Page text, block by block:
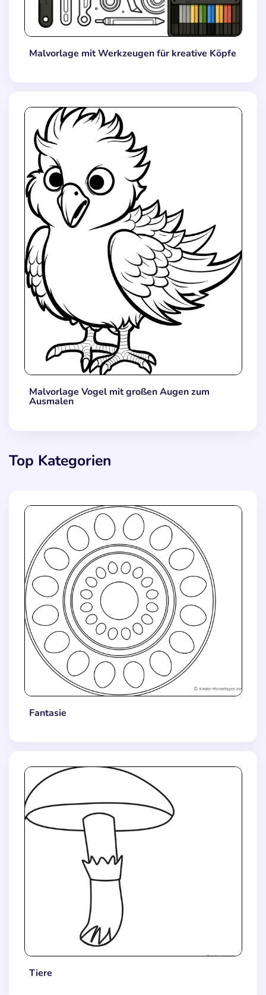
Malvorlage mit Werkzeugen für kreative Köpfe
Malvorlage Vogel mit großen Augen zum
Ausmalen
Top Kategorien
Fantasie
Tiere